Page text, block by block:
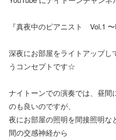
『真夜中のピアニスト Vol.1
深夜にお部屋をライトアップし
うコンセプトです☆
ナイトーンでの演奏では、昼間
のも良いのですが、
夜にお部屋の照明を間接照明な
間の交感神経から